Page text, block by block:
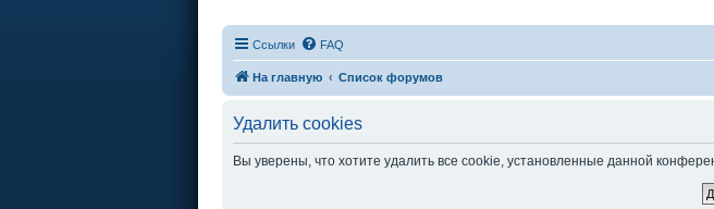
Ссылки FAQ
На главную Список форумов
Удалить cookies
Вы уверены, что хотите удалить все cookie, установленные данной